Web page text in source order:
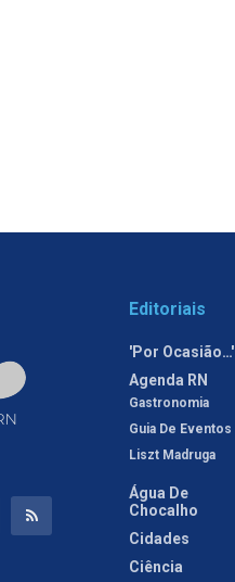
Editoriais
'Por Ocasião…'
Agenda RN
Gastronomia
Guia De Eventos
Liszt Madruga
Água De
Chocalho
Cidades
Ciência